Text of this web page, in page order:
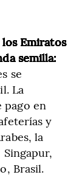
Emiratos
semilla:
se
La
pago en
y
la
Brasil.